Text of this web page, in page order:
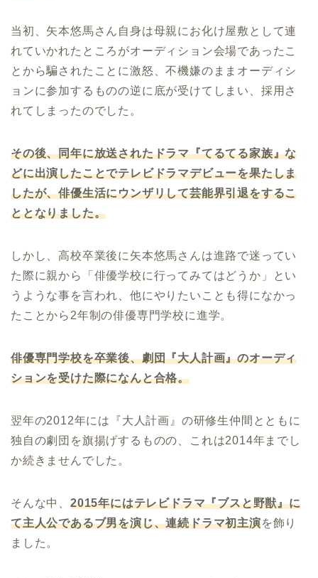
当初、矢本悠馬さん自身は母親にお化け屋敷として連
れていかれたところがオーディション会場であったこ
とから騙されたことに激怒、不機嫌のままオーディシ
ョンに参加するものの逆に底が受けてしまい、採用さ
れてしまったのでした。
その後、同年に放送されたドラマ『てるてる家族』な
どに出演したことでテレビドラマデビューを果たしま
したが、俳優生活にウンザリして芸能界引退をするこ
ととなりました。
しかし、高校卒業後に矢本悠馬さんは進路で迷ってい
た際に親から「俳優学校に行ってみてはどうか」とい
うような事を言われ、他にやりたいことも得になかっ
たことから2年制の俳優専門学校に進学。
俳優専門学校を卒業後、劇団『大人計画』のオーディ
ションを受けた際になんと合格。
翌年の2012年には『大人計画』の研修生仲間とともに
独自の劇団を旗揚げするものの、これは2014年までし
か続きませんでした。
そんな中、 2015年にはテレビドラマ『ブスと野獣』に
て主人公であるブ男を演じ、連続ドラマ初主演を飾り
ました。